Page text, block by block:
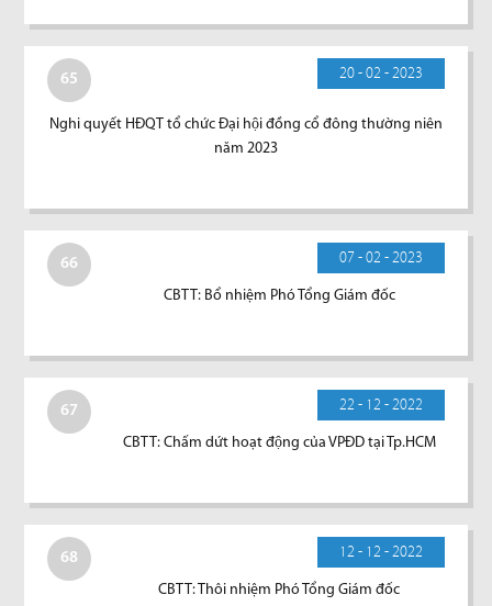
65 20 - 02 - 2023
Nghi quyết HĐQT tổ chức Đại hội đồng cổ đông thường niên
năm 2023
66 07 - 02 - 2023
CBTT: Bổ nhiệm Phó Tổng Giám đốc
67 22 - 12 - 2022
CBTT: Chấm dứt hoạt động của VPĐD tại Tp.HCM
68 12 - 12 - 2022
CBTT: Thôi nhiệm Phó Tổng Giám đốc